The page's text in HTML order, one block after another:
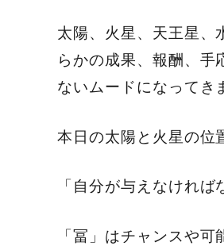
太陽、火星、天王星、
らかの成果、報酬、
ないムードになってき
本日の太陽と火星の位
「自分が与えなけれ
「冨」はチャンスや